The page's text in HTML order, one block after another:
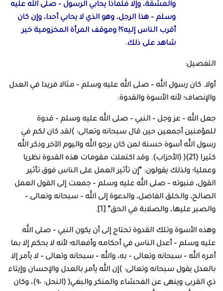
والمشقة، وإلا فلماذا يحابي الرسول – صلى الله عليه
وسلم – هذا الرجل، وهو الذي لا يحابي أحدا، وإن كان
أقرب الناس إليه؟! وموقف المرأة المخزومية خير
شاهد على ذلك.
التفصيل:
أولا. كان رسول الله – صلى الله عليه وسلم – مثالا فريدا في العدل
والإنصاف؛ لأنه الأسوة والقدوة:
جعل الله – عز وجل – النبي – صلى الله عليه وسلم – قدوة
للمؤمنين أجمعين حين قال سبحانه وتعالى: )لقد كان لكم في
رسول الله أسوة حسنة لمن كان يرجو الله واليوم الآخر وذكر الله
كثيرا (21)( (الأحزاب). وقد اكتملت مقومات هذه القدوة نظريا
وعمليا؛ ولذلك يقولون: “إن تأثير العمل على الناس فوق تأثير
القول، فنبوته – صلى الله عليه وسلم – جمعت إلى القول العمل
الصالح، والخلق الفاضل، والدعوة إلى الله – سبحانه وتعالى –
والصبر عليها، والصلابة في الحق” [1].
وهذه الأسوة وتلك القدوة تحتاج إلى أن يكون النبي – صلى الله
عليه وسلم – أعدل الناس في أحكامه وأفعاله؛ لأنه لا يحكم إلا بما
أمره الله – سبحانه وتعالى – به، والله – سبحانه وتعالى – لا يأمر إلا
بالعدل يقول سبحانه وتعالى: )إن الله يأمر بالعدل والإحسان وإيتاء
ذي القربى وينهى عن الفحشاء والمنكر والبغي( (النحل: ٩٠)، وكان